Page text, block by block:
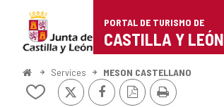
Portal
de
Turismo
PORTAL DE TURISMO DE
CASTILLA Y LEÓN
<
Accueil
Services MESON CASTELLANO
Ajouter/retirer
X FacebookVersion
PDF
Imprimer